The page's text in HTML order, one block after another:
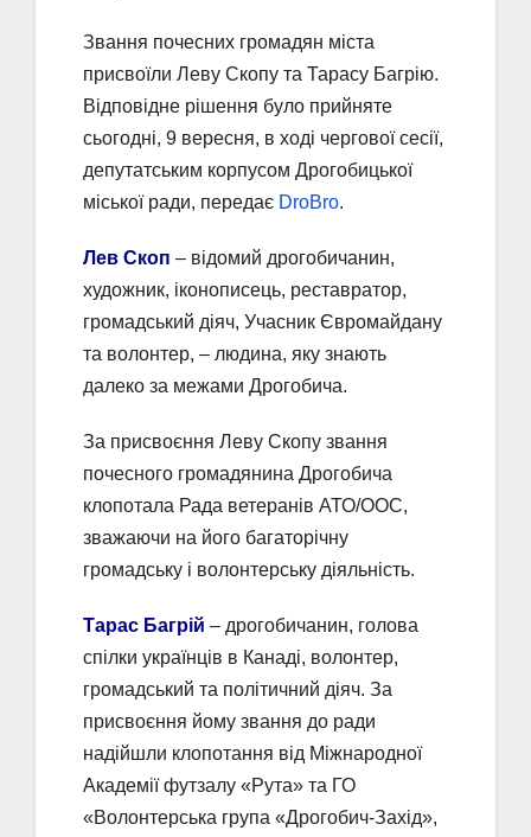
Звання почесних громадян міста
присвоїли Леву Скопу та Тарасу Багрію.
Відповідне рішення було прийняте
сьогодні, 9 вересня, в ході чергової сесії,
депутатським корпусом Дрогобицької
міської ради, передає DroBro.
Лев Скоп – відомий дрогобичанин,
художник, іконописець, реставратор,
громадський діяч, Учасник Євромайдану
та волонтер, – людина, яку знають
далеко за межами Дрогобича.
За присвоєння Леву Скопу звання
почесного громадянина Дрогобича
клопотала Рада ветеранів АТО/ООС,
зважаючи на його багаторічну
громадську і волонтерську діяльність.
Тарас Багрій – дрогобичанин, голова
спілки українців в Канаді, волонтер,
громадський та політичний діяч. За
присвоєння йому звання до ради
надійшли клопотання від Міжнародної
Академії футзалу «Рута» та ГО
«Волонтерська група «Дрогобич-Захід»,